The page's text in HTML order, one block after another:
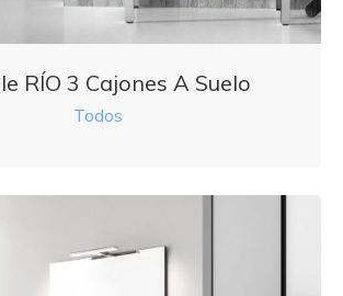
RÍO 3 Cajones A Suelo
Todos